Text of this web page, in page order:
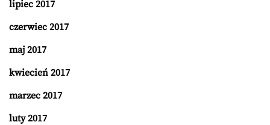
lipiec 2017
czerwiec 2017
maj 2017
kwiecień 2017
marzec 2017
luty 2017